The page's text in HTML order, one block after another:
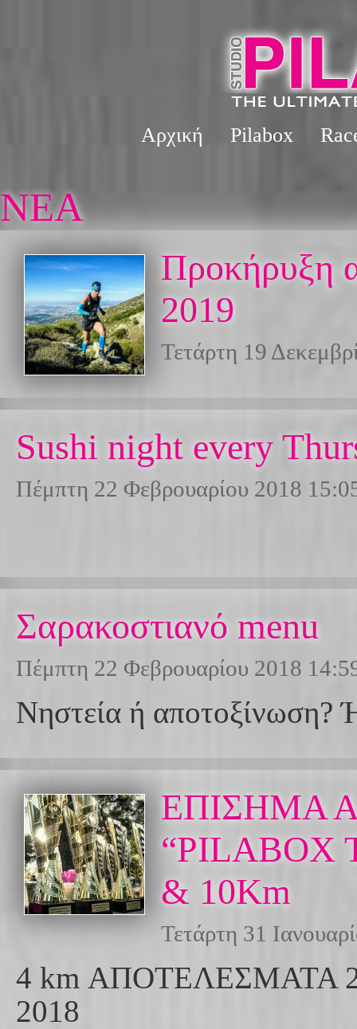
Αρχική Pilabox
NΈΑ
Προκήρυξη
2019
Τετάρτη 19
Sushi night every
Πέμπτη 22 Φεβρουαρίου 2018
Σαρακοστιανό menu
Πέμπτη 22 Φεβρουαρίου 2018
Νηστεία ή αποτοξίνωση?
ΕΠΙΣΗΜΑ
“PILABOX
& 10Km
Τετάρτη 31
4 km ΑΠΟΤΕΛΕΣΜΑΤΑ
2018